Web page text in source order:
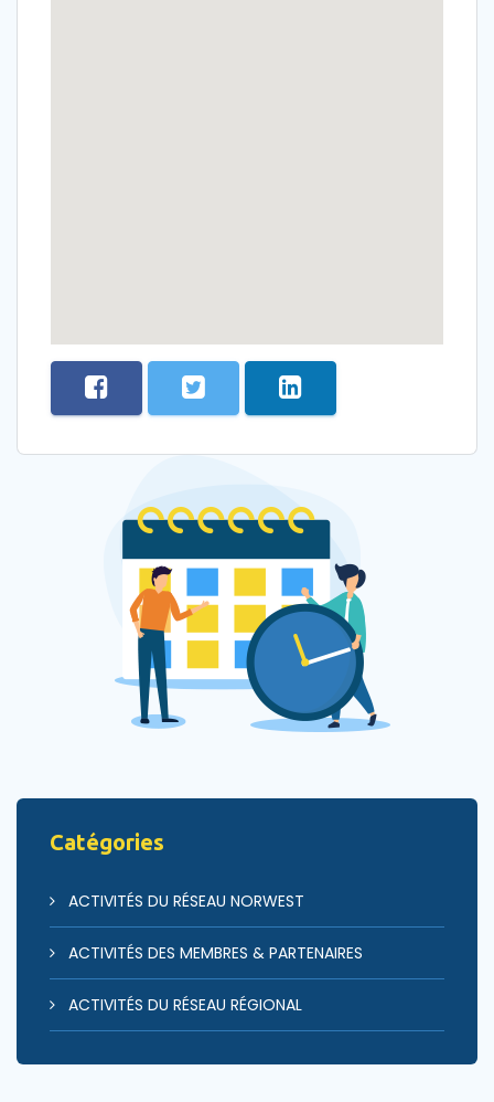
Catégories
ACTIVITÉS DU RÉSEAU NORWEST
ACTIVITÉS DES MEMBRES & PARTENAIRES
ACTIVITÉS DU RÉSEAU RÉGIONAL